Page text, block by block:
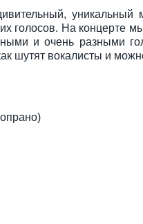
уникальный
голосов. На концерте
и очень разными
шутят вокалисты и